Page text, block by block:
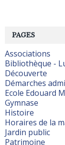
PAGES
Associations
Bibliothèque -
Découverte
Démarches
Ecole Edouard
Gymnase
Histoire
Horaires de la
Jardin public
Patrimoine